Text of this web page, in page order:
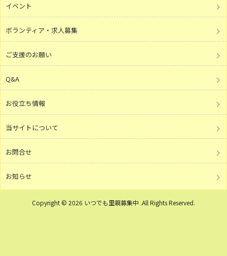
イベント
ボランティア・求人募集
ご支援のお願い
Q&A
お役立ち情報
当サイトについて
お問合せ
お知らせ
Copyright © 2026 いつでも里親募集中 .All Rights Reserved.